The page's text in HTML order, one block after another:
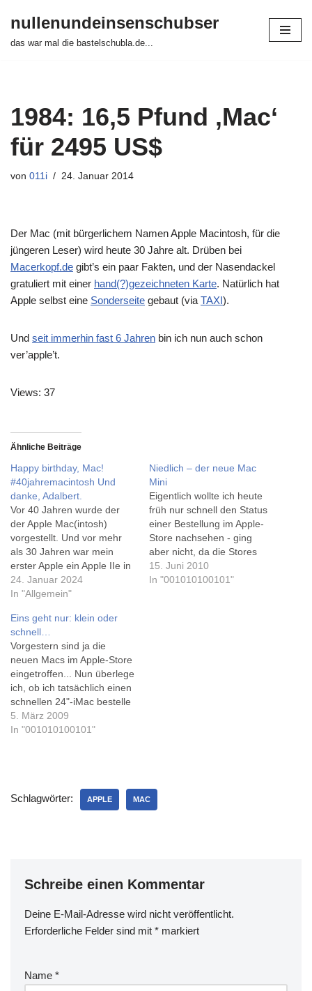
Zum
nullenundeinsenschubser
das war mal die bastelschubla.de...
1984: 16,5 Pfund ‚Mac‘
für 2495 US$
von 011i 24. Januar 2014
Der Mac (mit bürgerlichem Namen Apple Macintosh, für die
jüngeren Leser) wird heute 30 Jahre alt. Drüben bei
Macerkopf.de gibt’s ein paar Fakten, und der Nasendackel
gratuliert mit einer hand(?)gezeichneten Karte. Natürlich hat
Apple selbst eine Sonderseite gebaut (via TAXI).
Und seit immerhin fast 6 Jahren bin ich nun auch schon
ver’apple’t.
Views: 37
Ähnliche Beiträge
Happy birthday, Mac!
#40jahremacintosh Und
danke, Adalbert.
Vor 40 Jahren wurde der
der Apple Mac(intosh)
vorgestellt. Und vor mehr
als 30 Jahren war mein
erster Apple ein Apple IIe in
der Schule, auf dem wir in
Turbo Pascal 'Niki', einen
Linksdrall, im Informatik-
Unterricht programmiert
haben. Natürlich keinen
echten, und mit 'Grafik'
hatte die
Bildschirmausgabe…
24. Januar 2024
In "Allgemein"
Niedlich – der neue Mac
Mini
Eigentlich wollte ich heute
früh nur schnell den Status
einer Bestellung im Apple-
Store nachsehen - ging
aber nicht, da die Stores
offline waren (klar, wenn,
immer dienstags). Ohne
15. Juni 2010
In "001010100101"
Eins geht nur: klein oder
schnell…
Vorgestern sind ja die
neuen Macs im Apple-Store
eingetroffen... Nun überlege
ich, ob ich tatsächlich einen
schnellen 24"-iMac bestelle
- oder lieber einen
kleineren, aber langsamen
Kombination würdet ihr
bevorzugen, oder setzt sie
5. März 2009
In "001010100101"
Schlagwörter: APPLE MAC
Schreibe einen Kommentar
Deine E-Mail-Adresse wird nicht veröffentlicht.
Erforderliche Felder sind mit * markiert
Name *